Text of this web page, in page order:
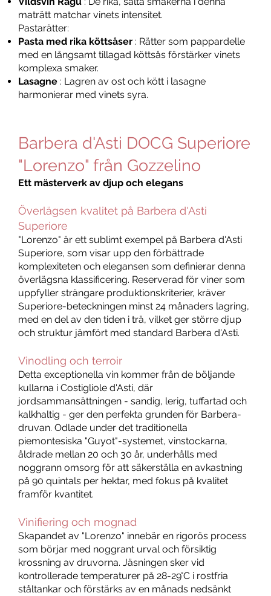
maträtt matchar vinets intensitet.
Pastarätter:
Pasta med rika köttsåser : Rätter som pappardelle
med en långsamt tillagad köttsås förstärker vinets
komplexa smaker.
Lasagne : Lagren av ost och kött i lasagne
harmonierar med vinets syra.
Barbera d'Asti DOCG Superiore
"Lorenzo" från Gozzelino
Ett mästerverk av djup och elegans
Överlägsen kvalitet på Barbera d'Asti
Superiore
"Lorenzo" är ett sublimt exempel på Barbera d'Asti
Superiore, som visar upp den förbättrade
komplexiteten och elegansen som definierar denna
överlägsna klassificering. Reserverad för viner som
uppfyller strängare produktionskriterier, kräver
Superiore-beteckningen minst 24 månaders lagring,
med en del av den tiden i trä, vilket ger större djup
och struktur jämfört med standard Barbera d'Asti.
Vinodling och terroir
Detta exceptionella vin kommer från de böljande
kullarna i Costigliole d'Asti, där
jordsammansättningen - sandig, lerig, tuffartad och
kalkhaltig - ger den perfekta grunden för Barbera-
druvan. Odlade under det traditionella
piemontesiska "Guyot"-systemet, vinstockarna,
åldrade mellan 20 och 30 år, underhålls med
noggrann omsorg för att säkerställa en avkastning
på 90 quintals per hektar, med fokus på kvalitet
framför kvantitet.
Vinifiering och mognad
Skapandet av "Lorenzo" innebär en rigorös process
som börjar med noggrant urval och försiktig
krossning av druvorna. Jäsningen sker vid
kontrollerade temperaturer på 28-29°C i rostfria
ståltankar och förstärks av en månads nedsänkt